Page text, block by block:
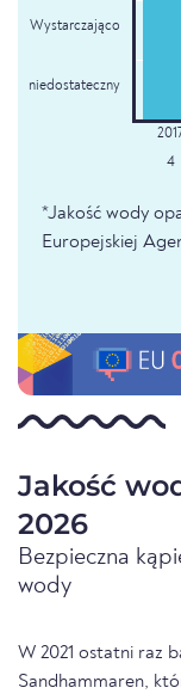
Wystarczająco
niedostateczny
4
*Jakość wody
Europejskiej
Jakość
2026
Bezpieczna
wody
W 2021 ostatni raz
Sandhammaren,